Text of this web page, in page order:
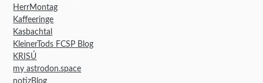
HerrMontag
Kaffeeringe
Kasbachtal
KleinerTods FCSP Blog
KRISÚ
my astrodon.space
notizBlog